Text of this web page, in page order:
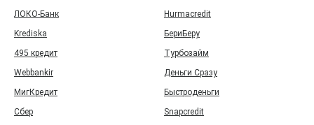
ЛОКО-Банк
Hurmacredit
Krediska
БериБеру
495 кредит
Турбозайм
Webbankir
Деньги Сразу
МигКредит
Быстроденьги
Сбер
Snapcredit